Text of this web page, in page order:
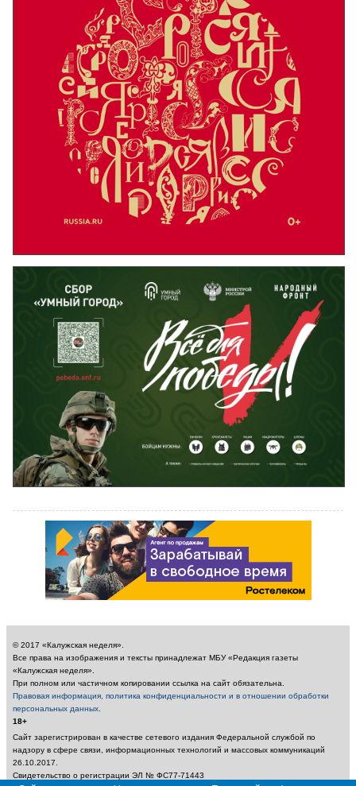
© 2017 «Калужская неделя».
Все права на изображения и тексты принадлежат МБУ «Редакция газеты
«Калужская неделя».
При полном или частичном копировании ссылка на сайт обязательна.
Правовая информация, политика конфиденциальности и в отношении обработки
персональных данных
18+
Сайт зарегистрирован в качестве сетевого издания Федеральной службой по
надзору в сфере связи, информационных технологий и массовых коммуникаций
26.10.2017.
Свидетельство о регистрации ЭЛ № ФС77-71443